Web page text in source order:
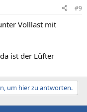
#9
Volllast mit
ist der Lüfter
um hier zu antworten.